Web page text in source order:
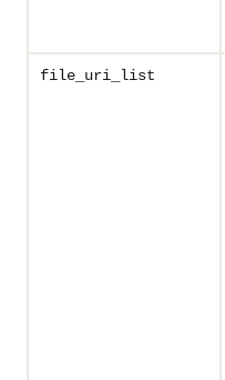
file_uri_list